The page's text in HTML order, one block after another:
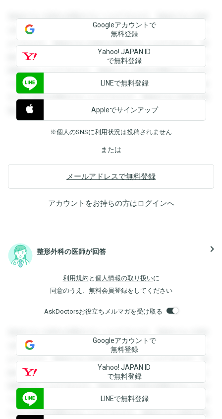
登録すると回答を閲覧することができます。登録すると回答
を閲覧することができます。登録すると回答を閲覧すること
ができます。登録すると回答を閲覧することができます。登
録すると回答を閲覧することができます。登録すると回答を
閲覧することができます。登録すると回答を閲覧することが
できます。登録すると回答を閲覧することができます。登録
すると回答を閲覧することができます。登録すると回答を閲
覧することができます。
Googleアカウントで
無料登録
Yahoo! JAPAN ID
で無料登録
LINEで無料登録
Appleでサインアップ
※個人のSNSに利用状況は投稿されません
または
メールアドレスで無料登録
アカウントをお持ちの方はログインへ
整形外科の医師が回答 navigate_next
利用規約 と 個人情報の取り扱いに
同意のうえ、無料会員登録をしてください
AskDoctorsお役立ちメルマガを受け取る
登録すると回答を閲覧することができます。登録すると回答
を閲覧することができます。登録すると回答を閲覧すること
ができます。登録すると回答を閲覧することができます。登
録すると回答を閲覧することができます。登録すると回答を
閲覧することができます。登録すると回答を閲覧することが
できます。登録すると回答を閲覧することができます。登録
すると回答を閲覧することができます。登録すると回答を閲
Googleアカウントで
無料登録
Yahoo! JAPAN ID
で無料登録
LINEで無料登録